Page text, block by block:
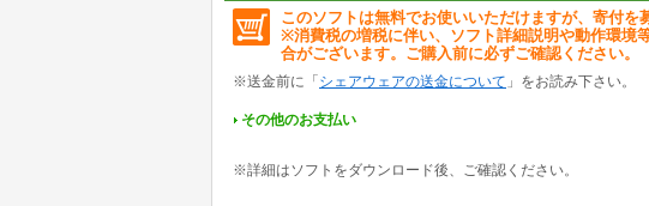
このソフトは無料でお使いいただけますが、寄付を
※消費税の増税に伴い、ソフト詳細説明や動作環境
合がございます。ご購入前に必ずご確認ください。
※送金前に「 シェアウェアの送金について 」をお読み下さい。
その他のお支払い
※詳細はソフトをダウンロード後、ご確認ください。